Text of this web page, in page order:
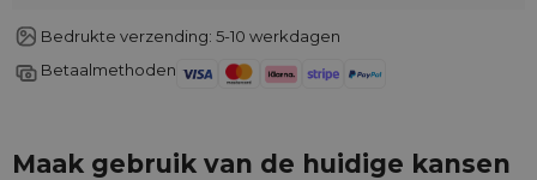
Bedrukte verzending: 5-10 werkdagen
Betaalmethoden
Maak gebruik van de huidige kansen